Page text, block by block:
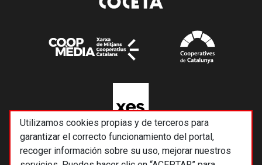
Utilizamos cookies propias y de terceros para
garantizar el correcto funcionamiento del portal,
recoger información sobre su uso, mejorar nuestros